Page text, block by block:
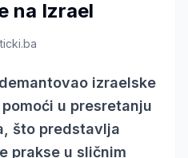
na Izrael
izraelske
u presretanju
što predstavlja
prakse u sličnim